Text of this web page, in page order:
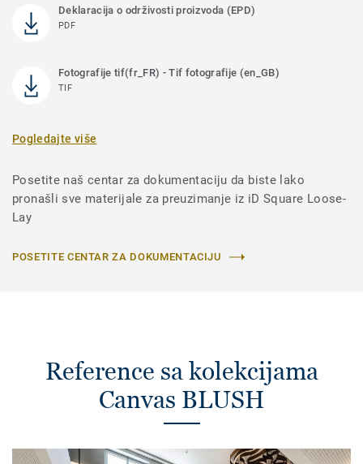
Deklaracija o održivosti proizvoda (EPD)
PDF
Fotografije tif(fr_FR) - Tif fotografije (en_GB)
TIF
Pogledajte više
Posetite naš centar za dokumentaciju da biste lako
pronašli sve materijale za preuzimanje iz iD Square Loose-
Lay
POSETITE CENTAR ZA DOKUMENTACIJU
Reference sa kolekcijama
Canvas BLUSH